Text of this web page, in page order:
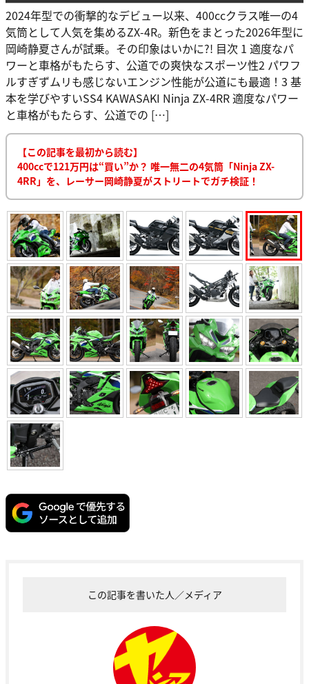
2024年型での衝撃的なデビュー以来、400ccクラス唯一の4
気筒として人気を集めるZX-4R。新色をまとった2026年型に
岡崎静夏さんが試乗。その印象はいかに?! 目次 1 適度なパ
ワーと車格がもたらす、公道での爽快なスポーツ性2 パワフ
ルすぎずムリも感じないエンジン性能が公道にも最適！3 基
本を学びやすいSS4 KAWASAKI Ninja ZX-4RR 適度なパワー
と車格がもたらす、公道での […]
【この記事を最初から読む】
400ccで121万円は“買い”か？ 唯一無二の4気筒「Ninja ZX-
4RR」を、レーサー岡崎静夏がストリートでガチ検証！
この記事を書いた人／メディア